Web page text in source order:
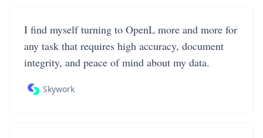
I find myself turning to OpenL more and more for
any task that requires high accuracy, document
integrity, and peace of mind about my data.
Skywork